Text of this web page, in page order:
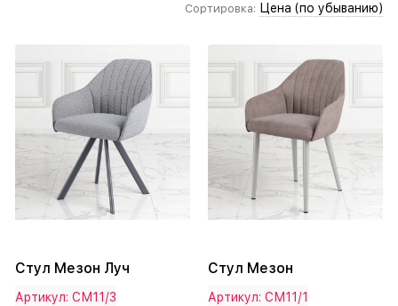
Сортировка: Цена (по убыванию)
Стул Мезон Луч
Артикул: СМ11/3
Стул Мезон
Артикул: СМ11/1